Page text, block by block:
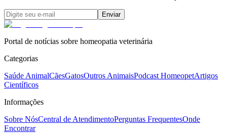
Enviar
Portal de notícias sobre homeopatia veterinária
Categorias
Saúde AnimalCãesGatosOutros AnimaisPodcast HomeopetArtigos
Científicos
Informações
Sobre NósCentral de AtendimentoPerguntas FrequentesOnde
Encontrar